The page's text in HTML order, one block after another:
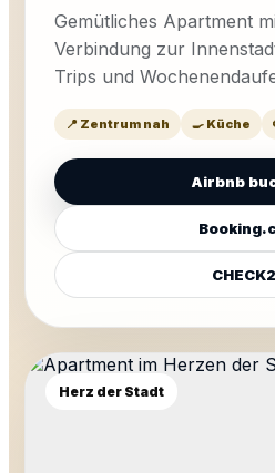
Gemütliches Apartment
Verbindung zur
Trips und
📍 Zentrum nah 🍳 Küche
Airbnb
Herz der Stadt